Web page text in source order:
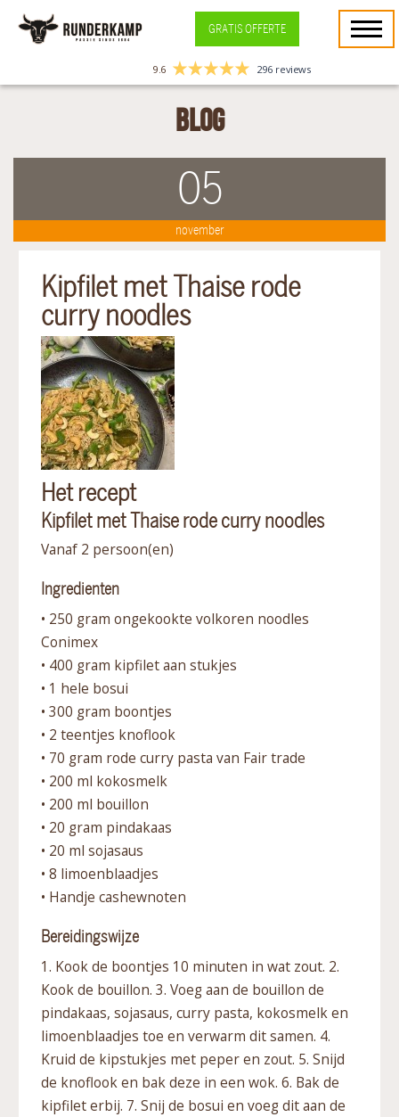
GRATIS OFFERTE
9.6 296 reviews
Blog
05
november
Kipfilet met Thaise rode
curry noodles
Het recept
Kipfilet met Thaise rode curry noodles
Vanaf 2 persoon(en)
Ingredienten
• 250 gram ongekookte volkoren noodles
Conimex
• 400 gram kipfilet aan stukjes
• 1 hele bosui
• 300 gram boontjes
• 2 teentjes knoflook
• 70 gram rode curry pasta van Fair trade
• 200 ml kokosmelk
• 200 ml bouillon
• 20 gram pindakaas
• 20 ml sojasaus
• 8 limoenblaadjes
• Handje cashewnoten
Bereidingswijze
1. Kook de boontjes 10 minuten in wat zout. 2.
Kook de bouillon. 3. Voeg aan de bouillon de
pindakaas, sojasaus, curry pasta, kokosmelk en
limoenblaadjes toe en verwarm dit samen. 4.
Kruid de kipstukjes met peper en zout. 5. Snijd
de knoflook en bak deze in een wok. 6. Bak de
kipfilet erbij. 7. Snij de bosui en voeg dit aan de